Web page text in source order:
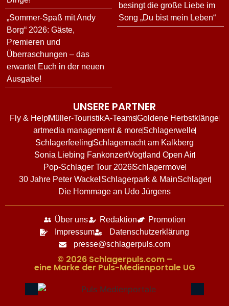
„Sommer-Spaß mit Andy
Borg“ 2026: Gäste,
Premieren und
Überraschungen – das
erwartet Euch in der neuen
Ausgabe!
besingt die große Liebe im
Song „Du bist mein Leben“
UNSERE PARTNER
Fly & HelpMüller-TouristikA-TeamsGoldene Herbstklänge
artmedia management & moreSchlagerwelle
SchlagerfeelingSchlagernacht am Kalkberg
Sonia Liebing FankonzertVogtland Open Air
Pop-Schlager Tour 2026Schlagermove
30 Jahre Peter Wackel Schlagerpark & MainSchlager
Die Hommage an Udo Jürgens
Über uns Redaktion
Promotion
Impressum
Datenschutzerklärung
presse@schlagerpuls.com
© 2026 Schlagerpuls.com –
eine Marke der Puls-Medienportale UG​